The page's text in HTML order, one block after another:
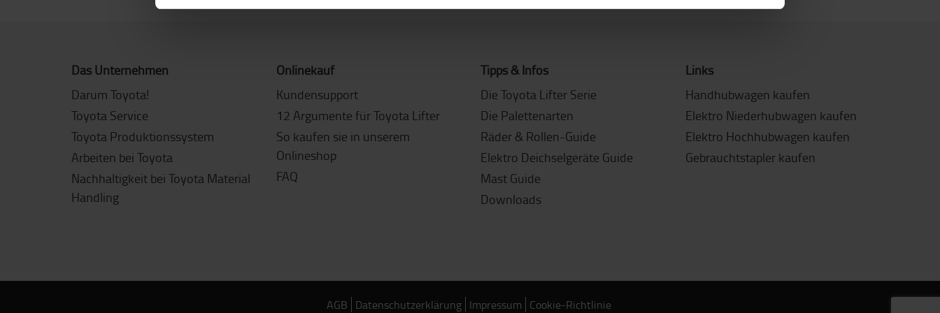
Das Unternehmen
Darum Toyota!
Toyota Service
Toyota Produktionssystem
Arbeiten bei Toyota
Nachhaltigkeit bei Toyota Material
Handling
Onlinekauf
Kundensupport
12 Argumente für Toyota Lifter
So kaufen sie in unserem
Onlineshop
FAQ
Tipps & Infos
Die Toyota Lifter Serie
Die Palettenarten
Räder & Rollen-Guide
Elektro Deichselgeräte Guide
Mast Guide
Downloads
Links
Handhubwagen kaufen
Elektro Niederhubwagen kaufen
Elektro Hochhubwagen kaufen
Gebrauchtstapler kaufen
AGB Datenschutzerklärung Impressum Cookie-Richtlinie